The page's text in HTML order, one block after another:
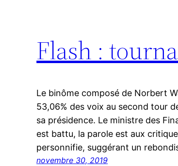
Flash :
Le binôme composé de Norbert
53,06% des voix au second tour
sa présidence. Le ministre des
est battu, la parole est aux
personnifie, suggérant un
novembre 30, 2019